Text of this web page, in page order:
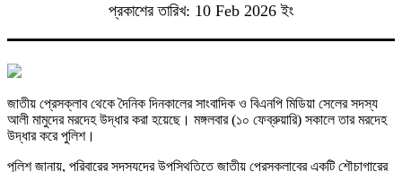
প্রকাশের তারিখ: 10 Feb 2026 ইং
জাতীয় প্রেসক্লাব থেকে দৈনিক দিনকালের সাংবাদিক ও বিএনপি মিডিয়া সেলের সদস্য
আলী মামুদের মরদেহ উদ্ধার করা হয়েছে। মঙ্গলবার (১০ ফেব্রুয়ারি) সকালে তার মরদেহ
উদ্ধার করে পুলিশ।
পুলিশ জানায়, পরিবারের সদস্যদের উপস্থিতিতে জাতীয় প্রেসক্লাবের একটি শৌচাগারের